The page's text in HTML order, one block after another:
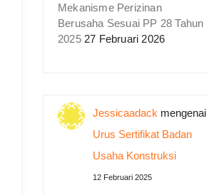
Mekanisme Perizinan
Berusaha Sesuai PP 28 Tahun
2025 27 Februari 2026
Jessicaadack mengenai
Urus Sertifikat Badan
Usaha Konstruksi
12 Februari 2025